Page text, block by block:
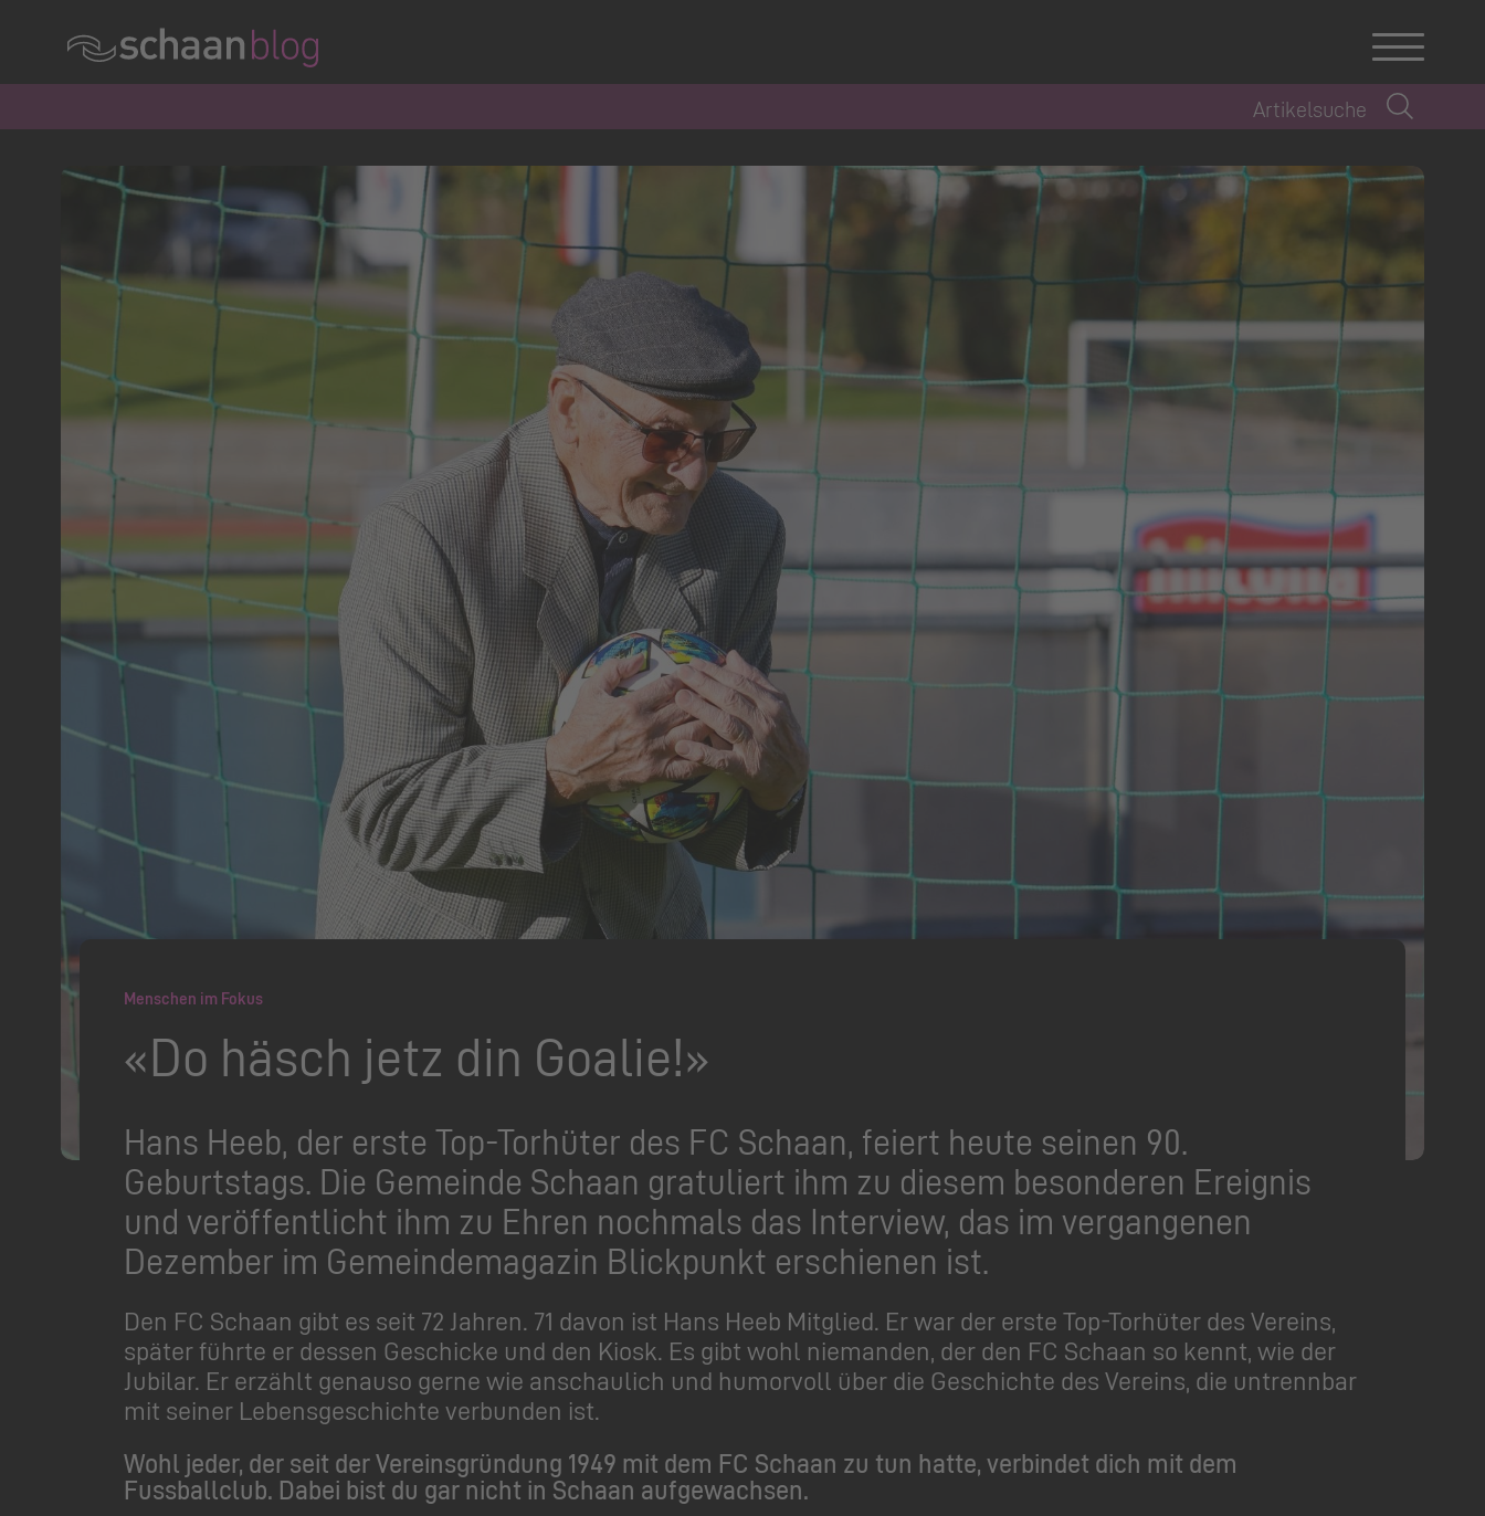
Menschen im Fokus
«Do häsch jetz din Goalie!»
Hans Heeb, der erste Top-Torhüter des FC Schaan, feiert heute seinen 90.
Geburtstags. Die Gemeinde Schaan gratuliert ihm zu diesem besonderen Ereignis
und veröffentlicht ihm zu Ehren nochmals das Interview, das im vergangenen
Dezember im Gemeindemagazin Blickpunkt erschienen ist.
Den FC Schaan gibt es seit 72 Jahren. 71 davon ist Hans Heeb Mitglied. Er war der erste Top-Torhüter des Vereins,
später führte er dessen Geschicke und den Kiosk. Es gibt wohl niemanden, der den FC Schaan so kennt, wie der
Jubilar. Er erzählt genauso gerne wie anschaulich und humorvoll über die Geschichte des Vereins, die untrennbar
mit seiner Lebensgeschichte verbunden ist.
Wohl jeder, der seit der Vereinsgründung 1949 mit dem FC Schaan zu tun hatte, verbindet dich mit dem
Fussballclub. Dabei bist du gar nicht in Schaan aufgewachsen.